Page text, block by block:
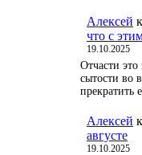
Алексей к
что с
19.10.2025
Отчасти
сытости во
прекратить
Алексей к
августе
19.10.2025